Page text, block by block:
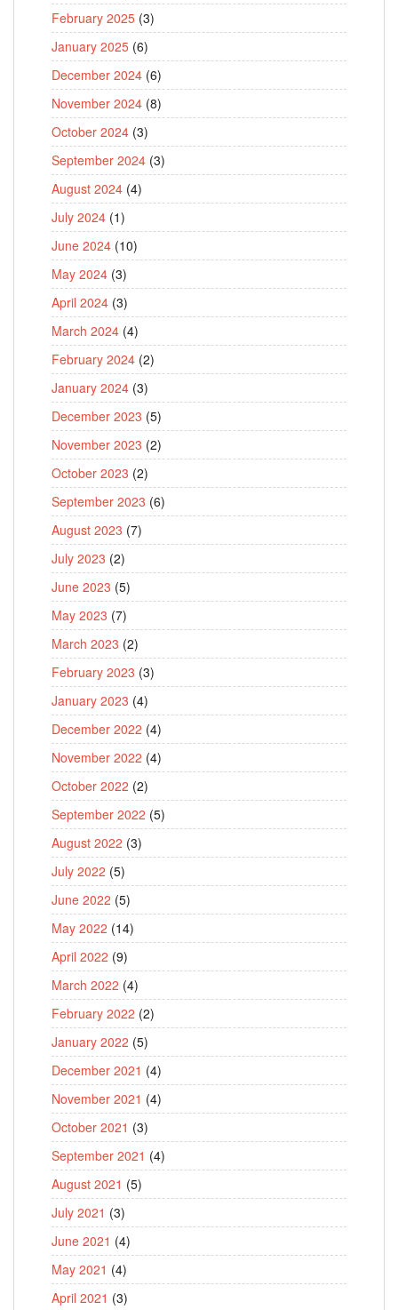
February 2025 (3)
January 2025 (6)
December 2024 (6)
November 2024 (8)
October 2024 (3)
September 2024 (3)
August 2024 (4)
July 2024 (1)
June 2024 (10)
May 2024 (3)
April 2024 (3)
March 2024 (4)
February 2024 (2)
January 2024 (3)
December 2023 (5)
November 2023 (2)
October 2023 (2)
September 2023 (6)
August 2023 (7)
July 2023 (2)
June 2023 (5)
May 2023 (7)
March 2023 (2)
February 2023 (3)
January 2023 (4)
December 2022 (4)
November 2022 (4)
October 2022 (2)
September 2022 (5)
August 2022 (3)
July 2022 (5)
June 2022 (5)
May 2022 (14)
April 2022 (9)
March 2022 (4)
February 2022 (2)
January 2022 (5)
December 2021 (4)
November 2021 (4)
October 2021 (3)
September 2021 (4)
August 2021 (5)
July 2021 (3)
June 2021 (4)
May 2021 (4)
April 2021 (3)